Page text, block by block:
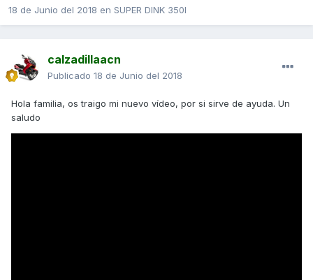
18 de Junio del 2018 en SUPER DINK 350I
calzadillaacn
Publicado 18 de Junio del 2018
Hola familia, os traigo mi nuevo vídeo, por si sirve de ayuda. Un
saludo